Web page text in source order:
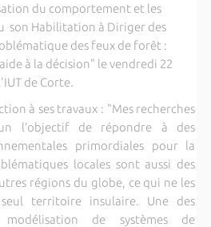
du comportement et les
son Habilitation à Diriger des
des feux de forêt :
à la décision" le vendredi 22
de Corte.
à ses travaux : "Mes recherches
l’objectif de répondre à des
primordiales pour la
locales sont aussi des
régions du globe, ce qui ne les
territoire insulaire. Une des
de systèmes de